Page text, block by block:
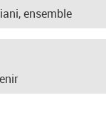
ensemble